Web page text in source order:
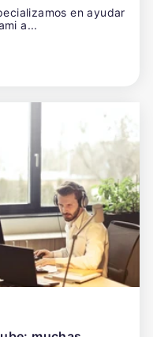
en ayudar
a...